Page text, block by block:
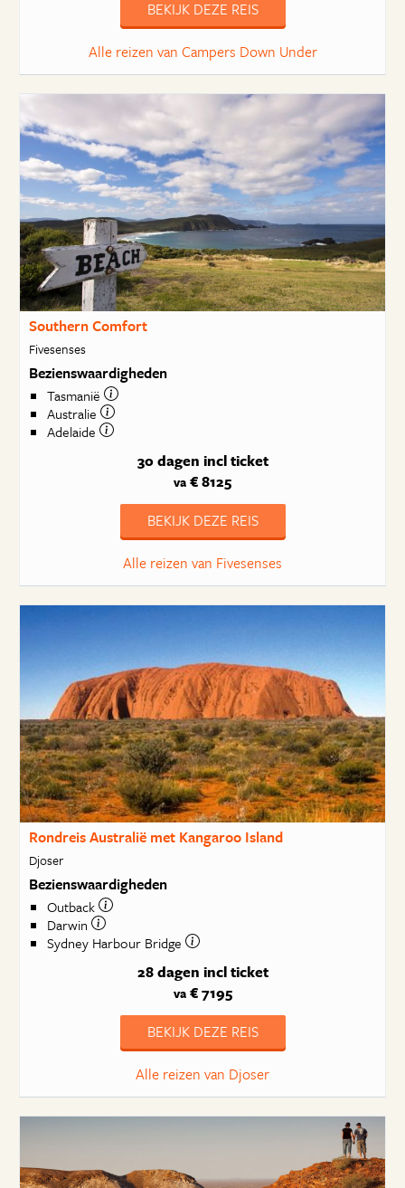
BEKIJK DEZE REIS
Alle reizen van Campers Down Under
Southern Comfort
Fivesenses
Bezienswaardigheden
Tasmanië
Australie
Adelaide
30 dagen incl ticket
va € 8125
BEKIJK DEZE REIS
Alle reizen van Fivesenses
Rondreis Australië met Kangaroo Island
Djoser
Bezienswaardigheden
Outback
Darwin
Sydney Harbour Bridge
28 dagen incl ticket
va€ 7195
BEKIJK DEZE REIS
Alle reizen van Djoser